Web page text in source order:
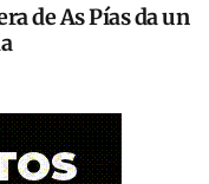
de As Pías da un